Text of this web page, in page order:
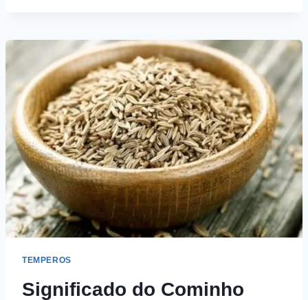
TEMPEROS
Significado do Cominho